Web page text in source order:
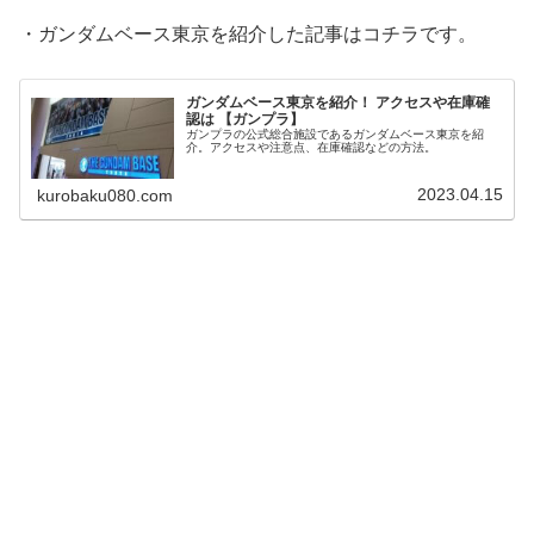
・ガンダムベース東京を紹介した記事はコチラです。
ガンダムベース東京を紹介！ アクセスや在庫確
認は 【ガンプラ】
ガンプラの公式総合施設であるガンダムベース東京を紹
介。アクセスや注意点、在庫確認などの方法。
kurobaku080.com 2023.04.15